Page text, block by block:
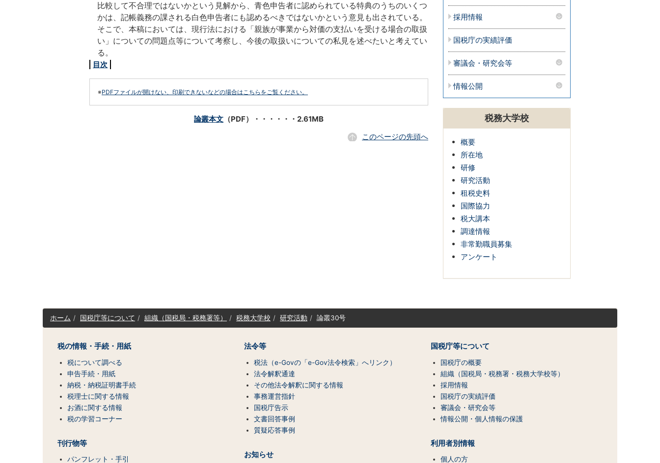
比較して不合理ではないかという見解から、青色申告者に認められている特典のうちのいくつ
かは、記帳義務の課される白色申告者にも認めるべきではないかという意見も出されている。
そこで、本稿においては、現行法における「親族が事業から対価の支払いを受ける場合の取扱
い」についての問題点等について考察し、今後の取扱いについての私見を述べたいと考えてい
る。
目次
※PDFファイルが開けない、印刷できないなどの場合はこちらをご覧ください。
論叢本文 （PDF）・・・・・・2.61MB
このページの先頭へ
採用情報
国税庁の実績評価
審議会・研究会等
情報公開
税務大学校
概要
所在地
研修
研究活動
租税史料
国際協力
税大講本
調達情報
非常勤職員募集
アンケート
サ
イ
（コ
ホーム 国税庁等について 組織（国税局・税務署等） 税務大学校 研究活動 論叢30号
税の情報・手続・用紙
税について調べる
申告手続・用紙
納税・納税証明書手続
税理士に関する情報
お酒に関する情報
税の学習コーナー
刊行物等
パンフレット・手引
法令等
税法（e-Govの「e-Gov法令検索」へリンク）
法令解釈通達
その他法令解釈に関する情報
事務運営指針
国税庁告示
文書回答事例
質疑応答事例
お知らせ
国税庁等について
国税庁の概要
組織（国税局・税務署・税務大学校等）
採用情報
国税庁の実績評価
審議会・研究会等
情報公開・個人情報の保護
利用者別情報
個人の方